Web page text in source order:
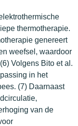
thermotherapie.
genereert
weefsel, waardoor
Volgens Bito et al.
in het
(7) Daarnaast
van de